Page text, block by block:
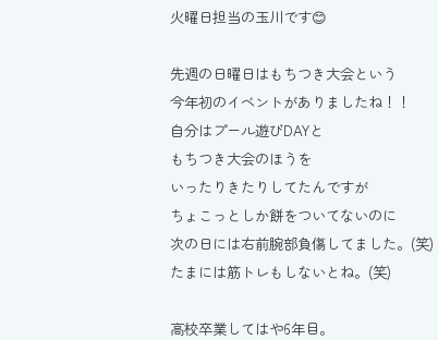
火曜日担当の玉川です😊
先週の日曜日はもちつき大会という
今年初のイベントがありましたね！！
自分はプール遊びDAYと
もちつき大会のほうを
いったりきたりしてたんですが
ちょこっとしか餅をついてないのに
次の日には右前腕部負傷してました。(笑)
たまには筋トレもしないとね。(笑)
高校卒業してはや6年目。